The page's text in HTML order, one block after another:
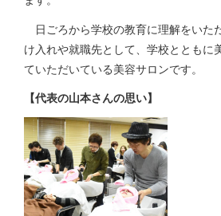
日ごろから学校の教育に理解をいた
け入れや就職先として、学校とともに
ていただいている美容サロンです。
【代表の山本さんの思い】